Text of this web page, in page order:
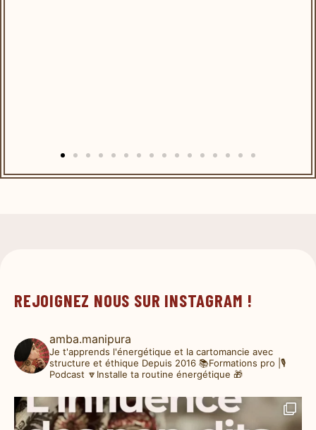
REJOIGNEZ NOUS SUR INSTAGRAM !
amba.manipura
Je t'apprends l'énergétique et la cartomancie avec
structure et éthique Depuis 2016 📚Formations pro |🎙️
Podcast 🔽Installe ta routine énergétique 🎁